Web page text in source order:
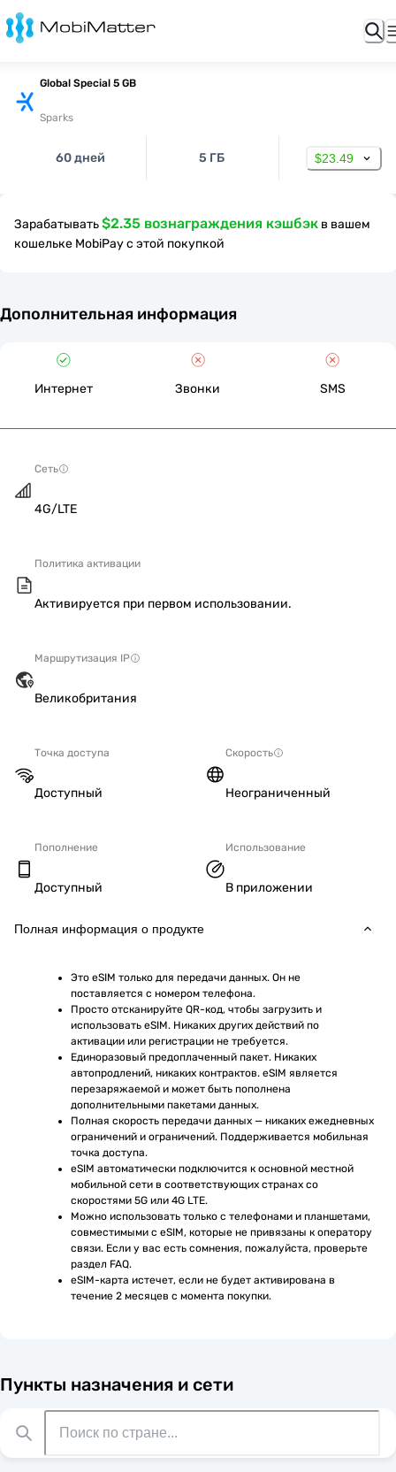
Global Special 5 GB
Sparks
60 дней 5 ГБ $23.49
Зарабатывать$2.35 вознаграждения кэшбэк в вашем
кошельке MobiPay с этой покупкой
Дополнительная информация
Интернет Звонки SMS
Сеть
4G/LTE
Политика активации
Активируется при первом использовании.
Маршрутизация IP
Великобритания
Точка доступа
Доступный
Скорость
Неограниченный
Пополнение
Доступный
Использование
В приложении
Полная информация о продукте
Это eSIM только для передачи данных. Он не
поставляется с номером телефона.
Просто отсканируйте QR-код, чтобы загрузить и
использовать eSIM. Никаких других действий по
активации или регистрации не требуется.
Единоразовый предоплаченный пакет. Никаких
автопродлений, никаких контрактов. eSIM является
перезаряжаемой и может быть пополнена
дополнительными пакетами данных.
Полная скорость передачи данных — никаких ежедневных
ограничений и ограничений. Поддерживается мобильная
точка доступа.
eSIM автоматически подключится к основной местной
мобильной сети в соответствующих странах со
скоростями 5G или 4G LTE.
Можно использовать только с телефонами и планшетами,
совместимыми с eSIM, которые не привязаны к оператору
связи. Если у вас есть сомнения, пожалуйста, проверьте
раздел FAQ.
eSIM-карта истечет, если не будет активирована в
течение 2 месяцев с момента покупки.
Пункты назначения и сети